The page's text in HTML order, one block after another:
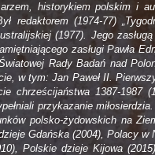
historykiem polskim i
(1974-77)
(1977). Jego
zasługi Pawła
Rady Badań nad
w tym: Jan Paweł II.
chrześcijaństwa 1387-1987
przykazanie
polsko-żydowskich na
Gdańska (2004), Polacy
Polskie dzieje Kijowa